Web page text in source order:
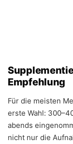
Empfehlung
Für die meisten
erste Wahl:
abends
nicht nur die